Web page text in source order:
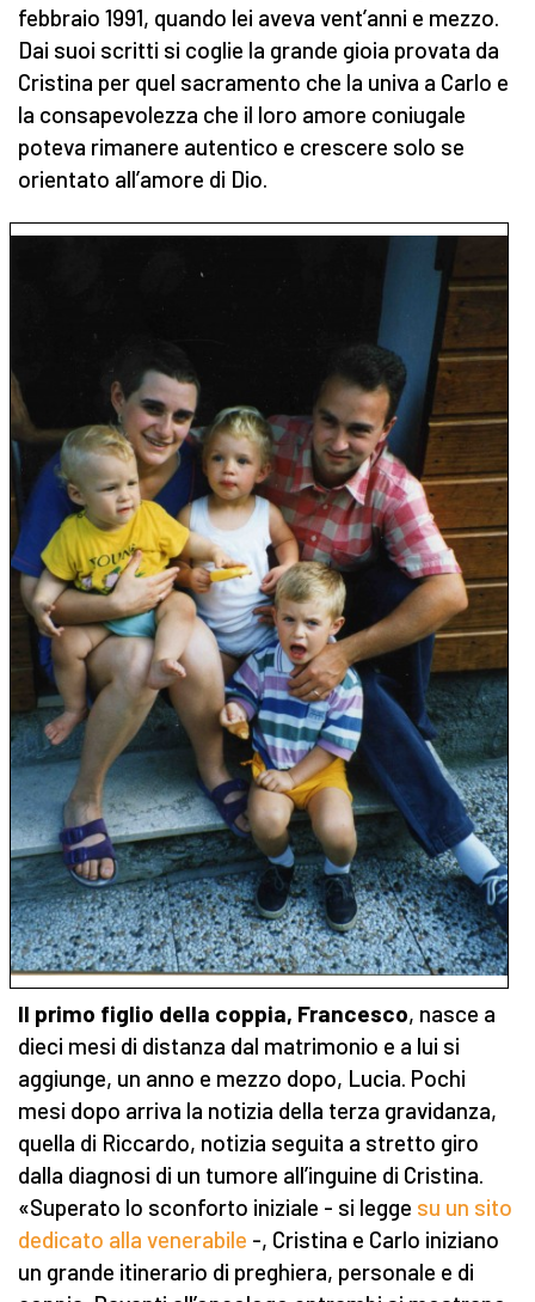
febbraio 1991, quando lei aveva vent’anni e mezzo.
Dai suoi scritti si coglie la grande gioia provata da
Cristina per quel sacramento che la univa a Carlo e
la consapevolezza che il loro amore coniugale
poteva rimanere autentico e crescere solo se
orientato all’amore di Dio.
Il primo figlio della coppia, Francesco, nasce a
dieci mesi di distanza dal matrimonio e a lui si
aggiunge, un anno e mezzo dopo, Lucia. Pochi
mesi dopo arriva la notizia della terza gravidanza,
quella di Riccardo, notizia seguita a stretto giro
dalla diagnosi di un tumore all’inguine di Cristina.
«Superato lo sconforto iniziale - si legge su un sito
dedicato alla venerabile -, Cristina e Carlo iniziano
un grande itinerario di preghiera, personale e di